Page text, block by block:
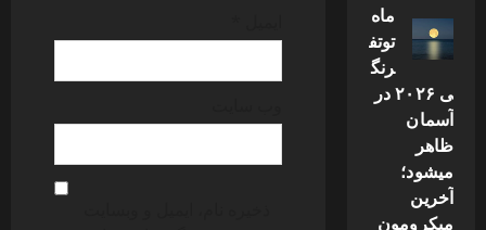
ماه
توتف
رنگ
ی ۲۰۲۶ در
آسمان
ظاهر
میشود؛
آخرین
میکرومون